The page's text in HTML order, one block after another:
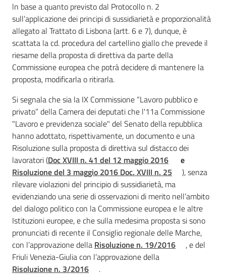
ln base a quanto previsto dal Protocollo n. 2
sull’applicazione dei principi di sussidiarietà e proporzionalità
allegato al Trattato di Lisbona (artt. 6 e 7), dunque, è
scattata la cd. procedura del cartellino giallo che prevede il
riesame della proposta di direttiva da parte della
Commissione europea che potrà decidere di mantenere la
proposta, modificarla o ritirarla.
Si segnala che sia la IX Commissione “Lavoro pubblico e
privato” della Camera dei deputati che l'11a Commissione
"Lavoro e previdenza sociale" del Senato della repubblica
hanno adottato, rispettivamente, un documento e una
Risoluzione sulla proposta di direttiva sul distacco dei
lavoratori (Doc XVIII n. 41 del 12 maggio 2016
e
Risoluzione del 3 maggio 2016 Doc. XVIII n. 25
), senza
rilevare violazioni del principio di sussidiarietà, ma
evidenziando una serie di osservazioni di merito nell’ambito
del dialogo politico con la Commissione europea e le altre
Istituzioni europee, e che sulla medesima proposta si sono
pronunciati di recente il Consiglio regionale delle Marche,
con l’approvazione della Risoluzione n. 19/2016
, e del
Friuli Venezia-Giulia con l’approvazione della
Risoluzione n. 3/2016
.